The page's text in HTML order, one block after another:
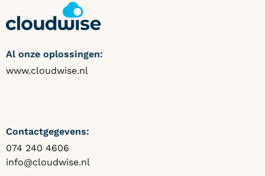
Al onze oplossingen:
www.cloudwise.nl
Contactgegevens:
074 240 4606
info@cloudwise.nl